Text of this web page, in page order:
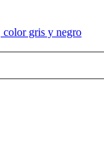
color gris y negro